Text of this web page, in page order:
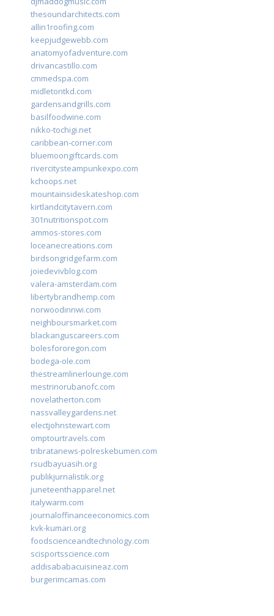
thesoundarchitects.com
allin1roofing.com
keepjudgewebb.com
anatomyofadventure.com
drivancastillo.com
cmmedspa.com
midletontkd.com
gardensandgrills.com
basilfoodwine.com
nikko-tochigi.net
caribbean-corner.com
bluemoongiftcards.com
rivercitysteampunkexpo.com
kchoops.net
mountainsideskateshop.com
kirtlandcitytavern.com
301nutritionspot.com
ammos-stores.com
loceanecreations.com
birdsongridgefarm.com
joiedevivblog.com
valera-amsterdam.com
libertybrandhemp.com
norwoodinnwi.com
neighboursmarket.com
blackanguscareers.com
bolesfororegon.com
bodega-ole.com
thestreamlinerlounge.com
mestrinorubanofc.com
novelatherton.com
nassvalleygardens.net
electjohnstewart.com
omptourtravels.com
tribratanews-polreskebumen.com
rsudbayuasih.org
publikjurnalistik.org
juneteenthapparel.net
italywarm.com
journaloffinanceeconomics.com
kvk-kumari.org
foodscienceandtechnology.com
scisportsscience.com
addisababacuisineaz.com
burgerimcamas.com